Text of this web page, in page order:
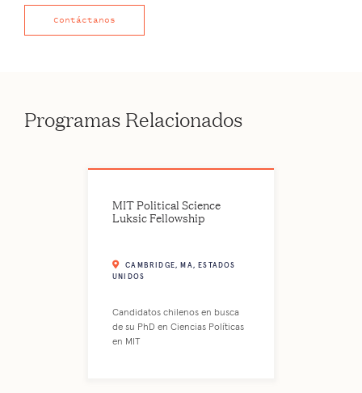
Contáctanos
Programas Relacionados
MIT Political Science
Luksic Fellowship
CAMBRIDGE, MA, ESTADOS
UNIDOS
Candidatos chilenos en busca
de su PhD en Ciencias Políticas
en MIT